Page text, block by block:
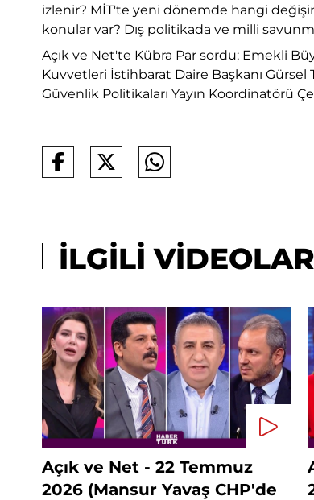
izlenir? MİT'te yeni dönemde hangi
konular var? Dış politikada ve milli
Açık ve Net'te Kübra Par sordu; Emekli
Kuvvetleri İstihbarat Daire Başkanı Gürsel
Güvenlik Politikaları Yayın Koordinatörü
İLGİLİ VİDEOLAR
Açık ve Net - 22 Temmuz
2026 (Mansur Yavaş CHP'de